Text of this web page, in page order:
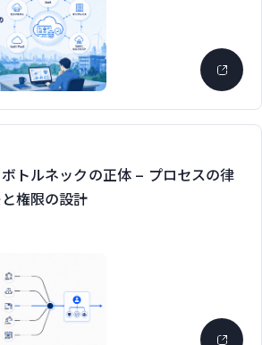
トルネックの正体 – プロセスの律
権限の設計